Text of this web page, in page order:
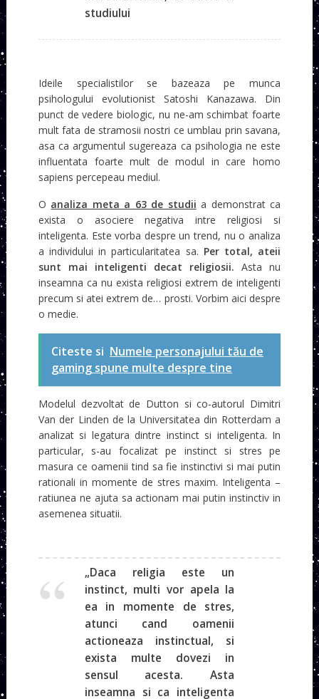
studiului
Ideile specialistilor se bazeaza pe munca
psihologului evolutionist Satoshi Kanazawa. Din
punct de vedere biologic, nu ne-am schimbat foarte
mult fata de stramosii nostri ce umblau prin savana,
asa ca argumentul sugereaza ca psihologia ne este
influentata foarte mult de modul in care homo
sapiens percepeau mediul.
O analiza meta a 63 de studii a demonstrat ca
exista o asociere negativa intre religiosi si
inteligenta. Este vorba despre un trend, nu o analiza
a individului in particularitatea sa. Per total, ateii
sunt mai inteligenti decat religiosii. Asta nu
inseamna ca nu exista religiosi extrem de inteligenti
precum si atei extrem de… prosti. Vorbim aici despre
o medie.
Citeste si Numele personajului tău de
gaming spune multe despre tine
Modelul dezvoltat de Dutton si co-autorul Dimitri
Van der Linden de la Universitatea din Rotterdam a
analizat si legatura dintre instinct si inteligenta. In
particular, s-au focalizat pe instinct si stres pe
masura ce oamenii tind sa fie instinctivi si mai putin
rationali in momente de stres maxim. Inteligenta –
ratiunea ne ajuta sa actionam mai putin instinctiv in
asemenea situatii.
„Daca religia este un
instinct, multi vor apela la
ea in momente de stres,
atunci cand oamenii
actioneaza instinctual, si
exista multe dovezi in
sensul acesta. Asta
inseamna si ca inteligenta